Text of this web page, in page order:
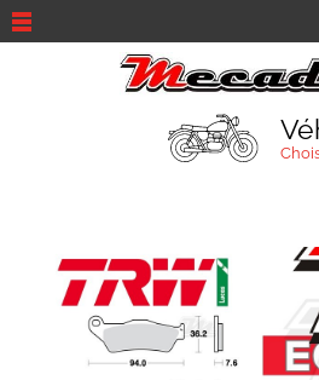
TROUVEZ
Marque et